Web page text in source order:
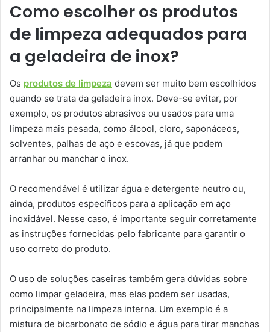
Como escolher os produtos
de limpeza adequados para
a geladeira de inox?
Os produtos de limpeza devem ser muito bem escolhidos
quando se trata da geladeira inox. Deve-se evitar, por
exemplo, os produtos abrasivos ou usados para uma
limpeza mais pesada, como álcool, cloro, saponáceos,
solventes, palhas de aço e escovas, já que podem
arranhar ou manchar o inox.
O recomendável é utilizar água e detergente neutro ou,
ainda, produtos específicos para a aplicação em aço
inoxidável. Nesse caso, é importante seguir corretamente
as instruções fornecidas pelo fabricante para garantir o
uso correto do produto.
O uso de soluções caseiras também gera dúvidas sobre
como limpar geladeira, mas elas podem ser usadas,
principalmente na limpeza interna. Um exemplo é a
mistura de bicarbonato de sódio e água para tirar manchas